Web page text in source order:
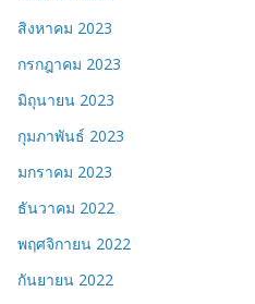
สิงหาคม 2023
กรกฎาคม 2023
มิถุนายน 2023
กุมภาพันธ์ 2023
มกราคม 2023
ธันวาคม 2022
พฤศจิกายน 2022
กันยายน 2022